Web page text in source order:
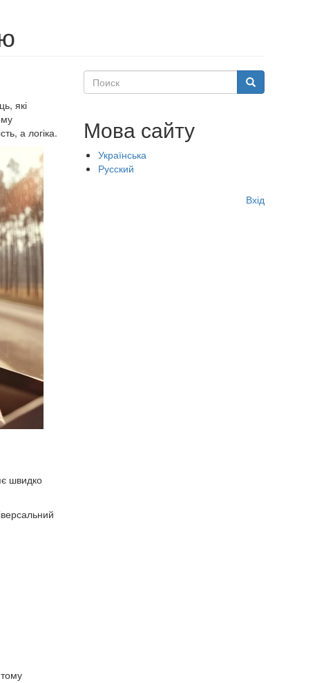
які
а логіка.
швидко
Поиск Поиск
Мова сайту
Українська
Русский
Вхід